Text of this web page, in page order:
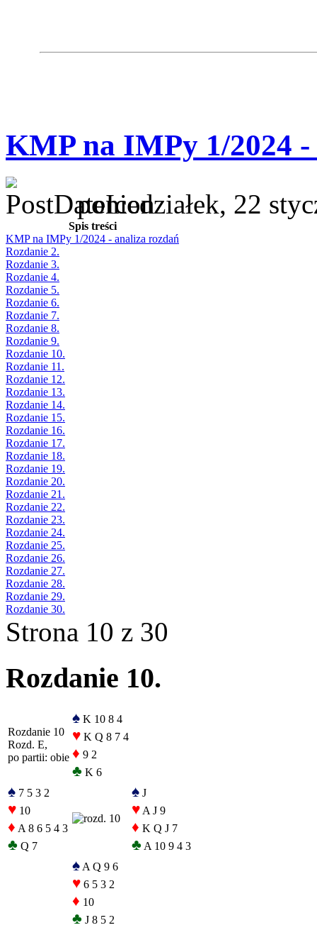
KMP na IMPy 1/2024
poniedziałek, 22
Spis treści
KMP na IMPy 1/2024 - analiza rozdań
Rozdanie 2.
Rozdanie 3.
Rozdanie 4.
Rozdanie 5.
Rozdanie 6.
Rozdanie 7.
Rozdanie 8.
Rozdanie 9.
Rozdanie 10.
Rozdanie 11.
Rozdanie 12.
Rozdanie 13.
Rozdanie 14.
Rozdanie 15.
Rozdanie 16.
Rozdanie 17.
Rozdanie 18.
Rozdanie 19.
Rozdanie 20.
Rozdanie 21.
Rozdanie 22.
Rozdanie 23.
Rozdanie 24.
Rozdanie 25.
Rozdanie 26.
Rozdanie 27.
Rozdanie 28.
Rozdanie 29.
Rozdanie 30.
Strona 10 z 30
Rozdanie 10.
Rozdanie 10
Rozd. E,
po partii: obie
♠ K 10 8 4
♥ K Q 8 7 4
♦ 9 2
♣ K 6
♠ 7 5 3 2
♥ 10
♦ A 8 6 5 4 3
♣ Q 7
♠ J
♥ A J 9
♦ K Q J 7
♣ A 10 9 4 3
♠ A Q 9 6
♥ 6 5 3 2
♦ 10
♣ J 8 5 2